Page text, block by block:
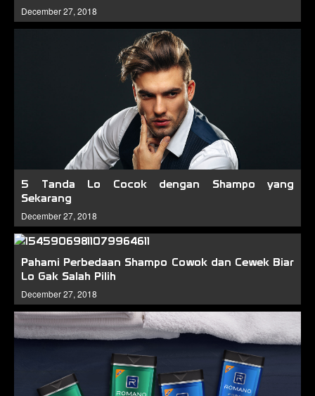
December 27, 2018
5 Tanda Lo Cocok dengan Shampo yang
Sekarang
December 27, 2018
Pahami Perbedaan Shampo Cowok dan Cewek Biar
Lo Gak Salah Pilih
December 27, 2018